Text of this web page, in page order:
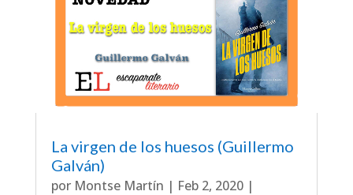
La virgen de los huesos (Guillermo
Galván)
por Montse Martín | Feb 2, 2020|